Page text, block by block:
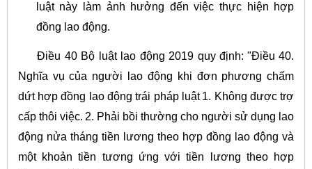
luật này làm ảnh hưởng đến việc thực hiện hợp
đồng lao động.
Điều 40 Bộ luật lao động 2019 quy định: "Điều 40.
Nghĩa vụ của người lao động khi đơn phương chấm
dứt hợp đồng lao động trái pháp luật 1. Không được trợ
cấp thôi việc. 2. Phải bồi thường cho người sử dụng lao
động nửa tháng tiền lương theo hợp đồng lao động và
một khoản tiền tương ứng với tiền lương theo hợp